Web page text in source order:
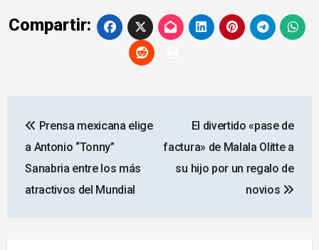
Compartir:
de
entradas
Prensa mexicana elige
a Antonio “Tonny”
Sanabria entre los más
atractivos del Mundial
El divertido «pase de
factura» de Malala Olitte a
su hijo por un regalo de
novios